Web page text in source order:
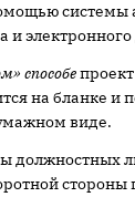
системы
и
способе
на бланке и
виде.
должностных
стороны